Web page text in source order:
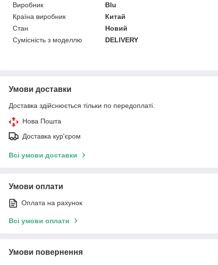
Виробник
Blu
Країна виробник
Китай
Стан
Новий
Сумісність з моделлю
DELIVERY
Умови доставки
Доставка здійснюється тільки по передоплаті.
Нова Пошта
Доставка кур'єром
Всі умови доставки
Умови оплати
Оплата на рахунок
Всі умови оплати
Умови повернення